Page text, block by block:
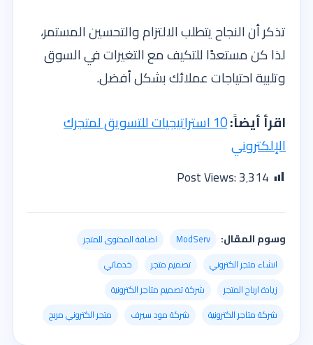
تذكر أن النجاح يتطلب الالتزام والتحسين المستمر،
لذا كن مستعدًا للتكيف مع التغيرات في السوق
وتلبية احتياجات عملائك بشكل أفضل.
اقرأ أيضاً:
10 استراتيجيات للتسويق لمتجرك
الإلكتروني
Post Views:3٬314
وسوم المقال: ModServ
اضافة المحتوى للمتجر
انشاء متجر الكتروني
تصميم متجر
خدماتي
زيادة ارباح المتجر
شركة تصميم متاجر الكترونية
شركة متاجر الكترونية
شركة مود سيرف متجر الكتروني مربح